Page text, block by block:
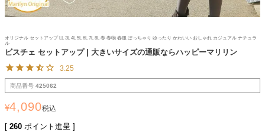
オリジナル セットアップ LL 3L 4L 5L 6L 7L 8L 春 春物 春服 ぽっちゃり ゆったり かわいい おしゃれ カジュアル ナチュラ
ル
ビスチェ セットアップ | 大きいサイズの通販ならハッピーマリリン
3.25
商品番号 425062
¥4,090税込
[ 260 ポイント進呈 ]